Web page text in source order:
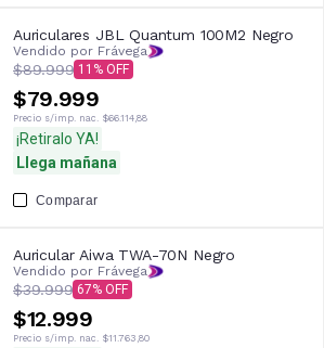
Auriculares JBL Quantum 100M2 Negro
Vendido por Frávega
$89.999 11
$79.999
Precio s/imp. nac. $66.114,88
¡Retiralo YA!
Llega mañana
Comparar
Auricular Aiwa TWA-70N Negro
Vendido por Frávega
$39.999 67
$12.999
Precio s/imp. nac. $11.763,80